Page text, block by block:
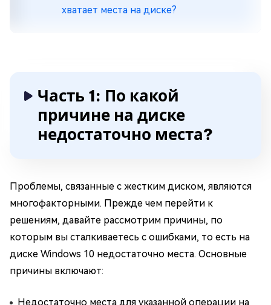
хватает места на диске?
Часть 1: По какой
причине на диске
недостаточно места?
Проблемы, связанные с жестким диском, являются
многофакторными. Прежде чем перейти к
решениям, давайте рассмотрим причины, по
которым вы сталкиваетесь с ошибками, то есть на
диске Windows 10 недостаточно места. Основные
причины включают:
Недостаточно места для указанной операции на